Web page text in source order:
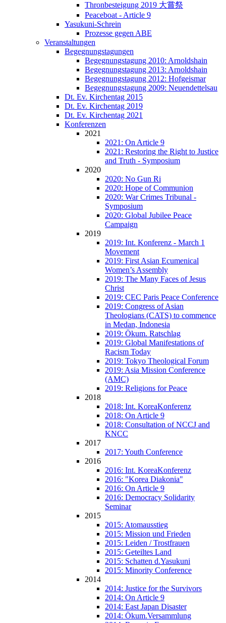
Thronbesteigung 2019 大嘗祭
Peaceboat - Article 9
Yasukuni-Schrein
Prozesse gegen ABE
Veranstaltungen
Begegnungstagungen
Begegnungstagung 2010: Arnoldshain
Begegnungstagung 2013: Arnoldshain
Begegnungstagung 2012: Hofgeismar
Begegnungstagung 2009: Neuendettelsau
Dt. Ev. Kirchentag 2015
Dt. Ev. Kirchentag 2019
Dt. Ev. Kirchentag 2021
Konferenzen
2021
2021: On Article 9
2021: Restoring the Right to Justice
and Truth - Symposium
2020
2020: No Gun Ri
2020: Hope of Communion
2020: War Crimes Tribunal -
Symposium
2020: Global Jubilee Peace
Campaign
2019
2019: Int. Konferenz - March 1
Movement
2019: First Asian Ecumenical
Women’s Assembly
2019: The Many Faces of Jesus
Christ
2019: CEC Paris Peace Conference
2019: Congress of Asian
Theologians (CATS) to commence
in Medan, Indonesia
2019: Ökum. Ratschlag
2019: Global Manifestations of
Racism Today
2019: Tokyo Theological Forum
2019: Asia Mission Conference
(AMC)
2019: Religions for Peace
2018
2018: Int. KoreaKonferenz
2018: On Article 9
2018: Consultation of NCCJ and
KNCC
2017
2017: Youth Conference
2016
2016: Int. KoreaKonferenz
2016: "Korea Diakonia"
2016: On Article 9
2016: Democracy Solidarity
Seminar
2015
2015: Atomausstieg
2015: Mission und Frieden
2015: Leiden / Trostfrauen
2015: Geteiltes Land
2015: Schatten d.Yasukuni
2015: Minority Conference
2014
2014: Justice for the Survivors
2014: On Article 9
2014: East Japan Disaster
2014: Ökum.Versammlung